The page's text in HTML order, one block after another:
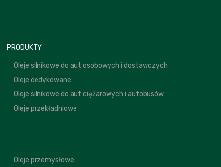
PRODUKTY
Oleje silnikowe do aut osobowych i dostawczych
Oleje dedykowane
Oleje silnikowe do aut ciężarowych i autobusów
Oleje przekładniowe
Oleje przemysłowe